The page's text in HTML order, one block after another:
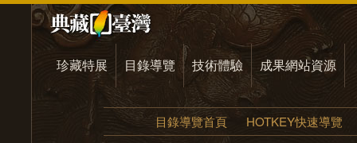
珍藏特展 目錄導覽 技術體驗 成果網站資源
目錄導覽首頁 HOTKEY快速導覽